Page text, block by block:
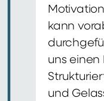
kann
uns einen
und